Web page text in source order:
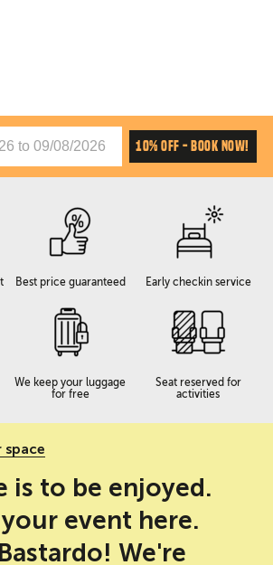
10% OFF - BOOK NOW!
Best price guaranteed Early checkin service
We keep your luggage
for free
Seat reserved for
activities
space
is to be enjoyed.
event here.
We're